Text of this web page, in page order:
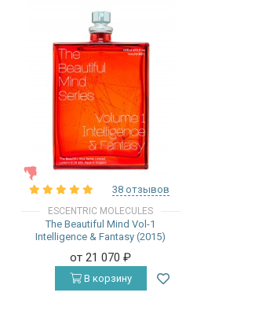
ЖЕНСКИЕ
38 отзывов
ESCENTRIC MOLECULES
The Beautiful Mind Vol-1
Intelligence & Fantasy (2015)
от 21 070₽
В корзину